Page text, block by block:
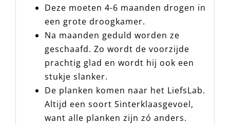
Deze moeten 4-6 maanden drogen in
een grote droogkamer.
Na maanden geduld worden ze
geschaafd. Zo wordt de voorzijde
prachtig glad en wordt hij ook een
stukje slanker.
De planken komen naar het LiefsLab.
Altijd een soort Sinterklaasgevoel,
want alle planken zijn zó anders.